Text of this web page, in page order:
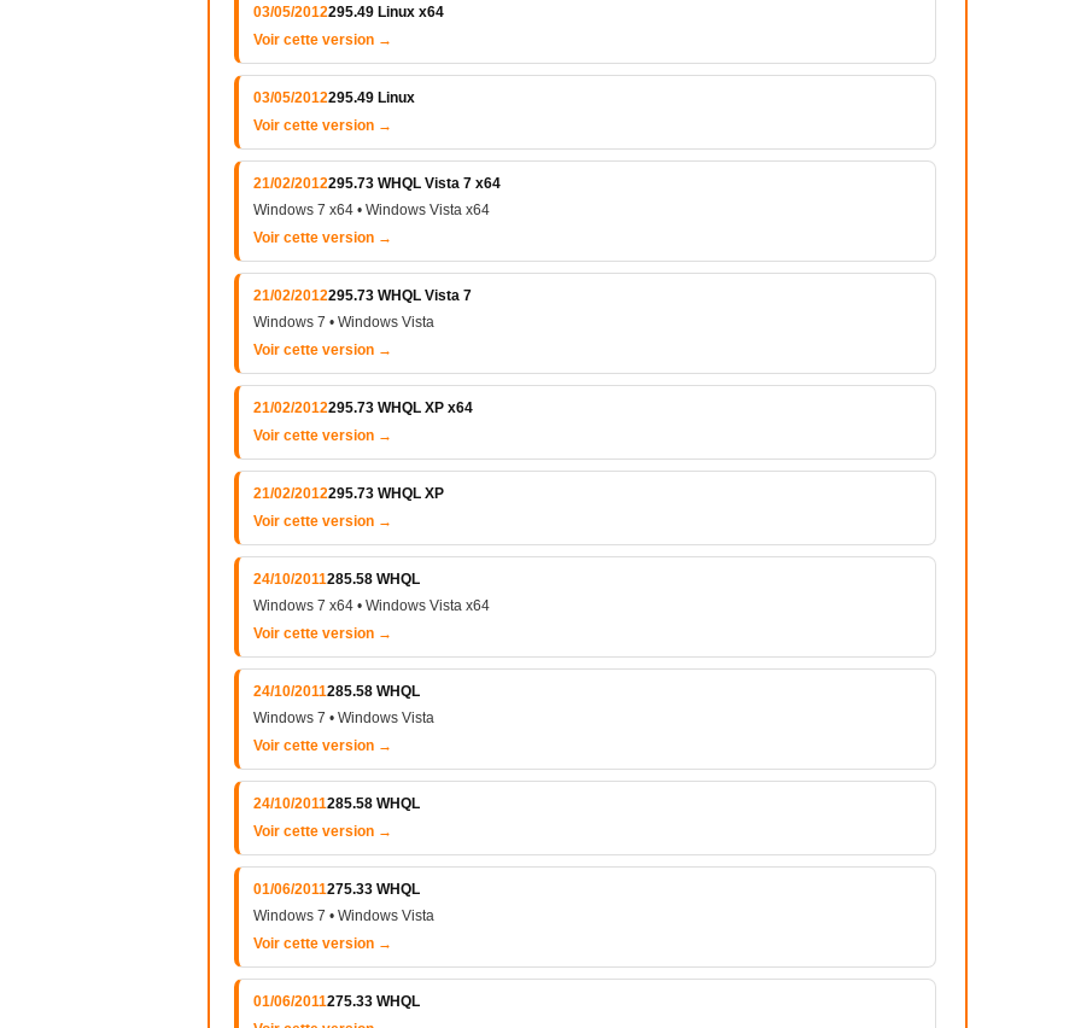
03/05/2012295.49 Linux x64
Voir cette version →
03/05/2012295.49 Linux
Voir cette version →
21/02/2012295.73 WHQL Vista 7 x64
Windows 7 x64 • Windows Vista x64
Voir cette version →
21/02/2012295.73 WHQL Vista 7
Windows 7 • Windows Vista
Voir cette version →
21/02/2012295.73 WHQL XP x64
Voir cette version →
21/02/2012295.73 WHQL XP
Voir cette version →
24/10/2011285.58 WHQL
Windows 7 x64 • Windows Vista x64
Voir cette version →
24/10/2011285.58 WHQL
Windows 7 • Windows Vista
Voir cette version →
24/10/2011285.58 WHQL
Voir cette version →
01/06/2011275.33 WHQL
Windows 7 • Windows Vista
Voir cette version →
01/06/2011275.33 WHQL